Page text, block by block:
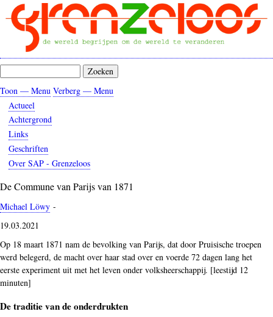
Overslaan
en
naar
de
inhoud
Menu
Toon — Menu Verberg — Menu
Actueel
Achtergrond
Links
Geschriften
Over SAP - Grenzeloos
De Commune van Parijs van 1871
Michael Löwy -
19.03.2021
Op 18 maart 1871 nam de bevolking van Parijs, dat door Pruisische troepen
werd belegerd, de macht over haar stad over en voerde 72 dagen lang het
eerste experiment uit met het leven onder volksheerschappij. [leestijd 12
minuten]
De traditie van de onderdrukten